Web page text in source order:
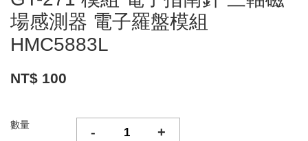
場感測器 電子羅盤模組
HMC5883L
NT$ 100
數量 - +